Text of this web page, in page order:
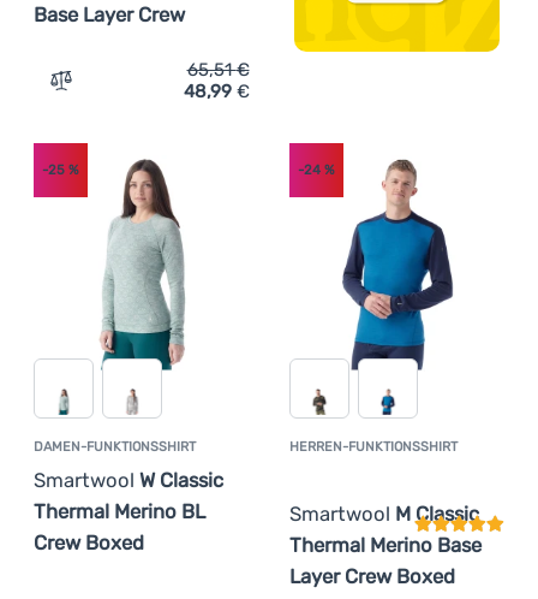
Base Layer Crew
Zum Vergleich 'Kinder-Funktionsshirt Smartwool Kids'
65,51€
48,99 €
DAMEN-FUNKTIONSSHIRT
Smartwool W Classic
Thermal Merino BL
Crew Boxed
-25 %
HERREN-FUNKTIONSSHIRT
Smartwool M Classic
Thermal Merino Base
Layer Crew Boxed
-24%